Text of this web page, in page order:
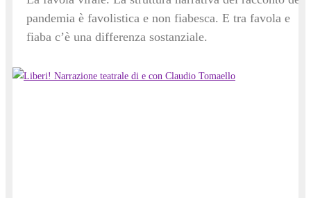
pandemia è favolistica e non fiabesca. E tra favola e
fiaba c’è una differenza sostanziale.